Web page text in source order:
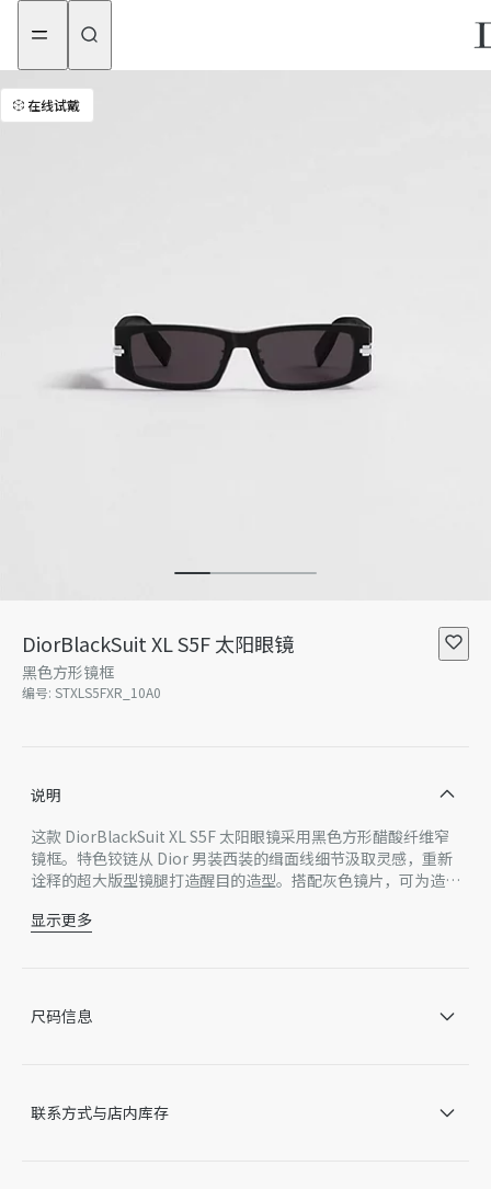
aria_goToMenu
aria_goToContent
在线试戴
DiorBlackSuit XL S5F 太阳眼镜
黑色方形镜框
编号: STXLS5FXR_10A0
说明
这款 DiorBlackSuit XL S5F 太阳眼镜采用黑色方形醋酸纤维窄
镜框。特色铰链从 Dior 男装西装的缉面线细节汲取灵感，重新
诠释的超大版型镜腿打造醒目的造型。搭配灰色镜片，可为造型
黑色醋酸纤维镜框
右侧镜腿内侧饰以 Dior 标志
UVA/UVB 防护
在色差、尺码误差、成分含量误差或其他细节误差，网站展示的
显示更多
尺码信息
联系方式与店内库存